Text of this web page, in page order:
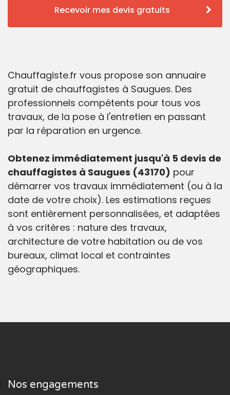
Recevoir mes devis gratuits
Chauffagiste.fr vous propose son annuaire
gratuit de chauffagistes à Saugues. Des
professionnels compétents pour tous vos
travaux, de la pose à l'entretien en passant
par la réparation en urgence.
Obtenez immédiatement jusqu'à 5 devis de
chauffagistes à Saugues (43170) pour
démarrer vos travaux immédiatement (ou à la
date de votre choix). Les estimations reçues
sont entièrement personnalisées, et adaptées
à vos critères : nature des travaux,
architecture de votre habitation ou de vos
bureaux, climat local et contraintes
géographiques.
Nos engagements